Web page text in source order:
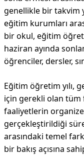
genellikle bir takvim
eğitim kurumları
bir okul, eğitim
haziran ayında
öğrenciler, dersler,
Eğitim öğretim yılı,
için gerekli olan tüm
faaliyetlerin
gerçekleştirildiği
arasındaki temel
bir bakış açısına